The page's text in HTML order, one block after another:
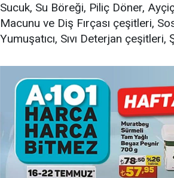
Sucuk, Su Böreği, Piliç Döner,
Macunu ve Diş Fırçası çeşitleri,
Yumuşatıcı, Sıvı Deterjan